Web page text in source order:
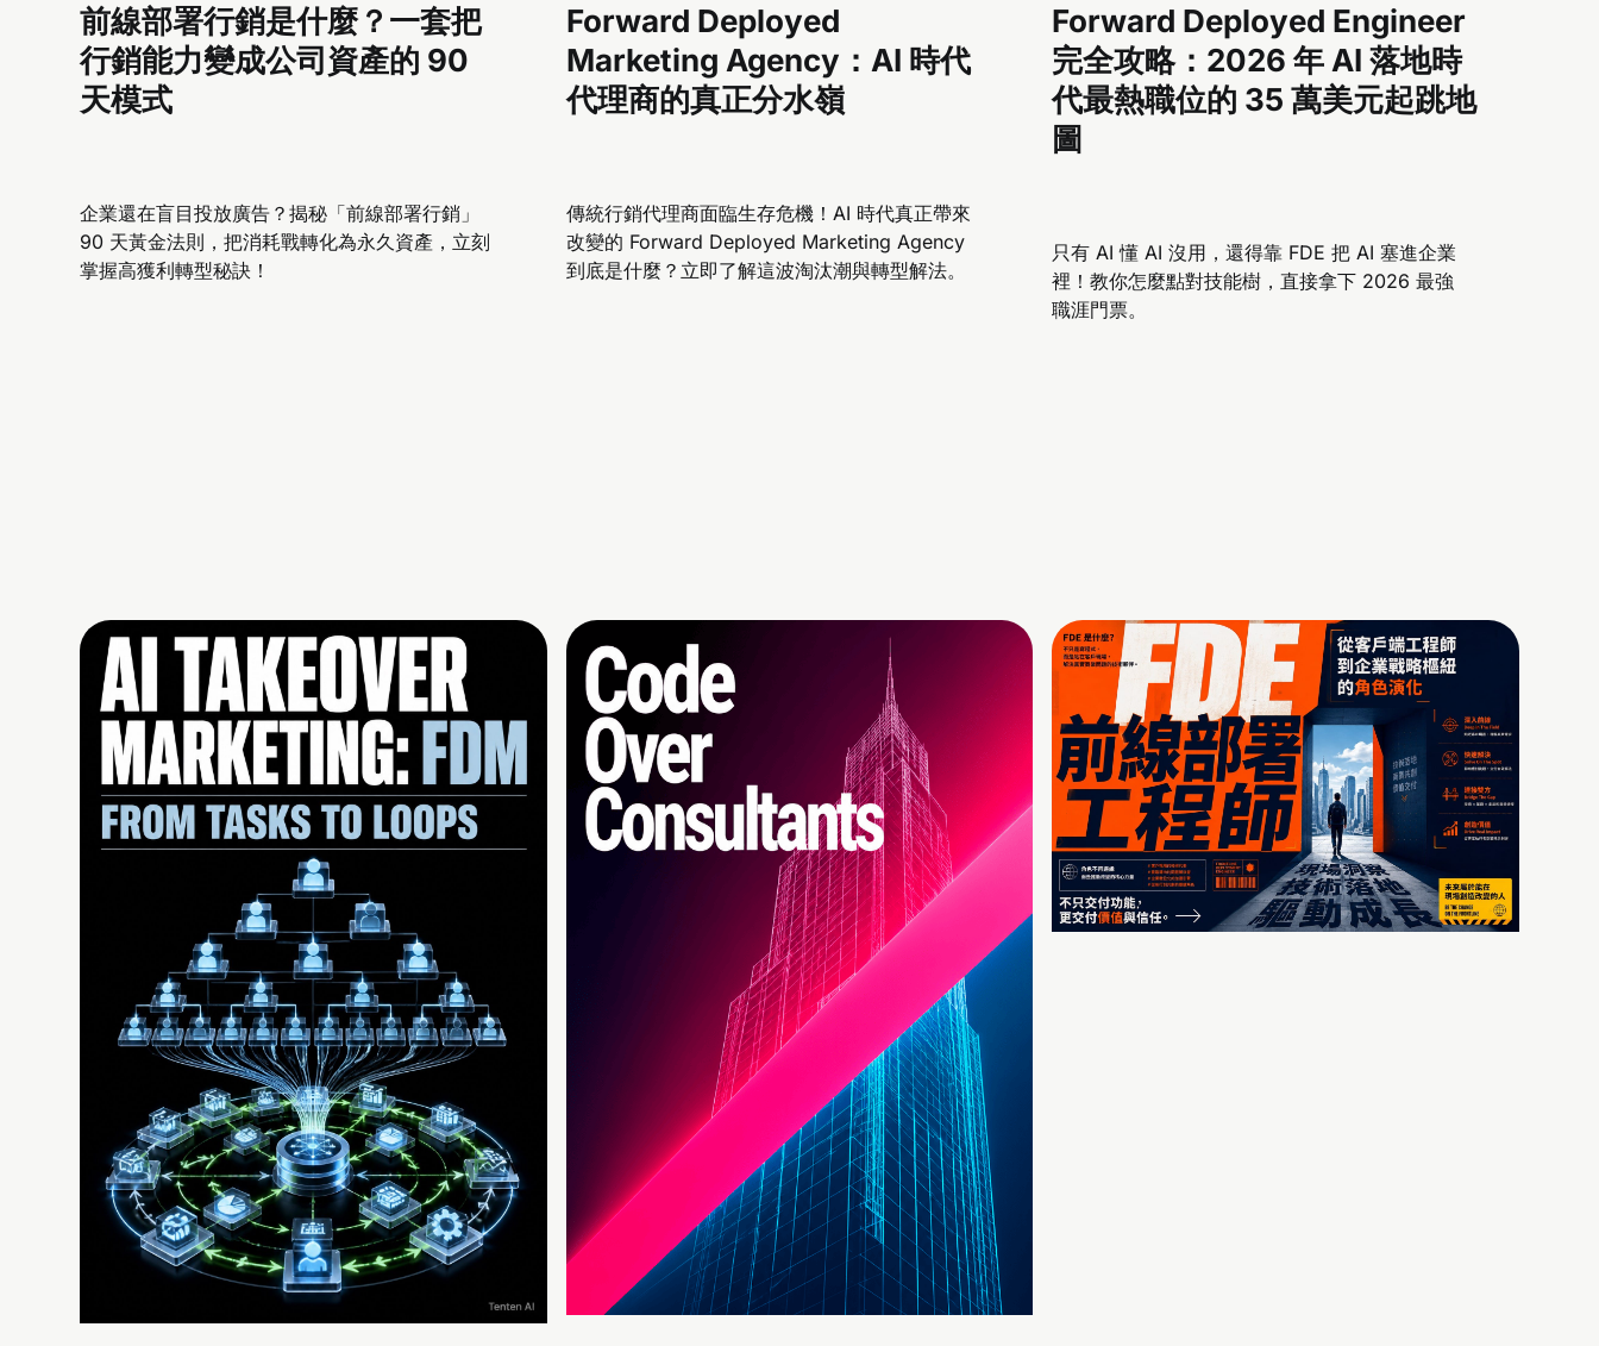
前線部署行銷是什麼？一套把
行銷能力變成公司資產的 90
天模式
企業還在盲目投放廣告？揭秘「前線部署行銷」
90 天黃金法則，把消耗戰轉化為永久資產，立刻
掌握高獲利轉型秘訣！
Forward Deployed
Marketing Agency：AI 時代
代理商的真正分水嶺
傳統行銷代理商面臨生存危機！AI 時代真正帶來
改變的 Forward Deployed Marketing Agency
到底是什麼？立即了解這波淘汰潮與轉型解法。
Forward Deployed Engineer
完全攻略：2026 年 AI 落地時
代最熱職位的 35 萬美元起跳地
圖
只有 AI 懂 AI 沒用，還得靠 FDE 把 AI 塞進企業
裡！教你怎麼點對技能樹，直接拿下 2026 最強
職涯門票。